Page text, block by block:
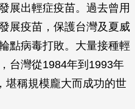
展出輕症疫苗。過去曾用
展疫苗，保護台灣及夏威
點病毒打敗。大量接種輕
台灣從1984年到1993年
堪稱規模龐大而成功的世